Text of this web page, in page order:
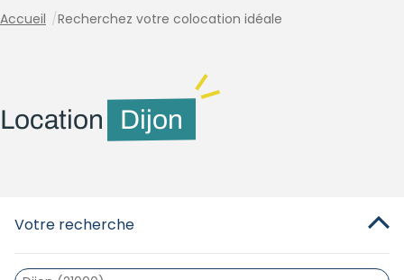
Accueil /Recherchez votre colocation idéale
Location Dijon
Votre recherche